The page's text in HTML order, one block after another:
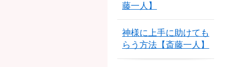
藤一人】
神様に上手に助けても
らう方法【斎藤一人】